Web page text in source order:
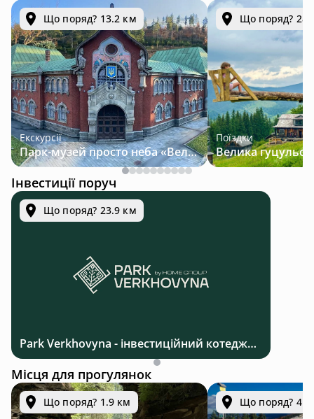
Що поряд? 13.2 км
Екскурсії
Парк-музей просто неба «Велична Україна»
Що поряд?
Поїздки
Інвестиції поруч
Що поряд? 23.9 км
Park Verkhovyna - інвестиційний котеджний комплекс біля Верховини в Карпатах
Місця для прогулянок
Що поряд? 1.9 км Що поряд? 4.4